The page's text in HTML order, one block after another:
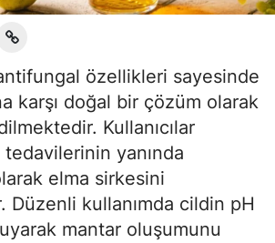
özellikleri sayesinde
karşı doğal bir çözüm olarak
Kullanıcılar
yanında
elma sirkesini
Düzenli kullanımda cildin pH
mantar oluşumunu